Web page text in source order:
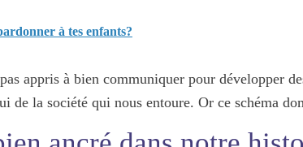
à tes enfants?
appris à bien communiquer pour développer
de la société qui nous entoure. Or ce schéma